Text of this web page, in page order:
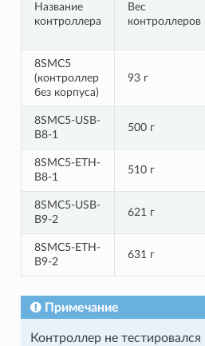
Название
контроллера
Вес
контроллеров
8SMC5
(контроллер
без корпуса)
93 г
8SMC5-USB-
B8-1
500 г
8SMC5-ETH-
B8-1
510 г
8SMC5-USB-
B9-2
621 г
8SMC5-ETH-
B9-2
631 г
Примечание
Контроллер не